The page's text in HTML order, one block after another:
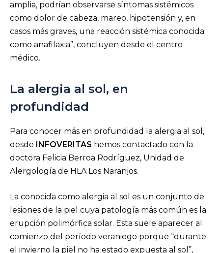
amplia, podrían observarse síntomas sistémicos
como dolor de cabeza, mareo, hipotensión y, en
casos más graves, una reacción sistémica conocida
como anafilaxia”, concluyen desde el centro
médico.
La alergia al sol, en
profundidad
Para conocer más en profundidad la alergia al sol,
desde
INFOVERITAS hemos contactado con la
doctora Felicia Berroa Rodríguez, Unidad de
Alergología de HLA Los Naranjos.
La conocida como alergia al sol es un conjunto de
lesiones de la piel cuya patología más común es la
erupción polimórfica solar. Esta suele aparecer al
comienzo del período veraniego porque “durante
el invierno la piel no ha estado expuesta al sol”,